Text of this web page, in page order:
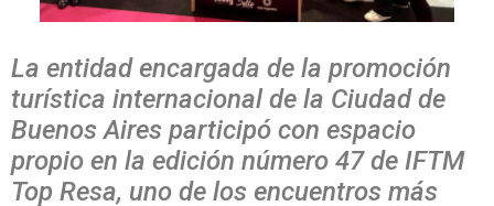
La entidad encargada de la promoción
turística internacional de la Ciudad de
Buenos Aires participó con espacio
propio en la edición número 47 de IFTM
Top Resa, uno de los encuentros más